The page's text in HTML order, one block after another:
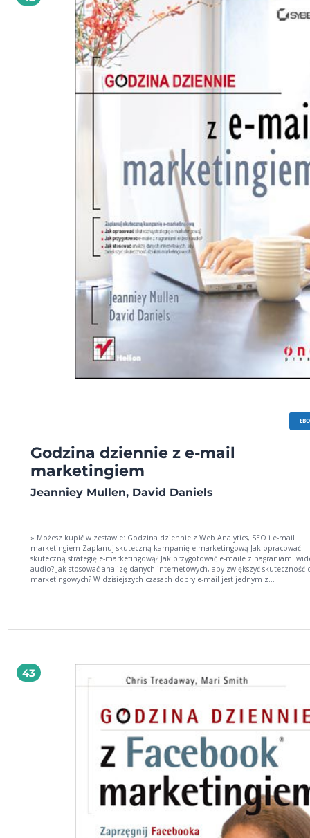
Godzina dziennie z e-mail
marketingiem
Jeanniey Mullen, David Daniels
» Możesz kupić w zestawie: Godzina dziennie z Web Analytics, SEO i e-mail
marketingiem Zaplanuj skuteczną kampanię e-marketingową Jak opracować
skuteczną strategię e-marketingową? Jak przygotować e-maile z nagraniami
audio? Jak stosować analizę danych internetowych, aby zwiększyć skuteczność
marketingowych? W dzisiejszych czasach dobry e-mail jest jednym z
zakresu e-mail marketingu i w konsekwencji osiągnąć sukces w biznesie! W książce
sposób umożliwiający natychmiastowe ich wykorzystanie — niezależnie od
organizacji. Dzięki temu podręcznikowi poznasz i zrozumiesz ogromny
drzemiący w komunikacji z klientem oraz jej znaczenie dla rozwoju Twojej
uniknąć problemów i poradzić sobie z różnymi wpadkami. Zwiększanie wpływu
marki. Podstawowe elementy inteligentnych e-maili. Motywowanie do zakupu.
Definiowanie sukcesu marketingu wirusowego. Dopasowanie narzędzi do
marketingowej. Planowanie budżetu. Tworzenie mapy punktów wejścia i
analiz. Kluczowe czynniki kampanii e-mailowej. Tworzenie e-maili z
audio i wideo. E-maile na urządzenia przenośne. Wysyłaj e-maile i osiągnij sukces
43